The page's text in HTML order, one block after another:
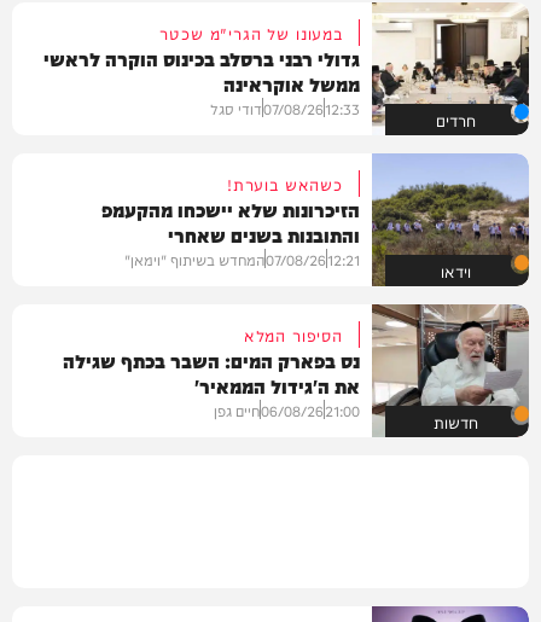
חרדים
במעונו של הגרי"מ שכטר
גדולי רבני ברסלב בכינוס הוקרה לראשי
ממשל אוקראינה
12:33
07/08/26דודי סגל
וידאו
כשהאש בוערת!
הזיכרונות שלא יישכחו מהקעמפ
והתובנות בשנים שאחרי
12:21
07/08/26המחדש בשיתוף "וימאן"
חדשות
הסיפור המלא
נס בפארק המים: השבר בכתף שגילה
את ה'גידול הממאיר'
21:00
06/08/26חיים גפן